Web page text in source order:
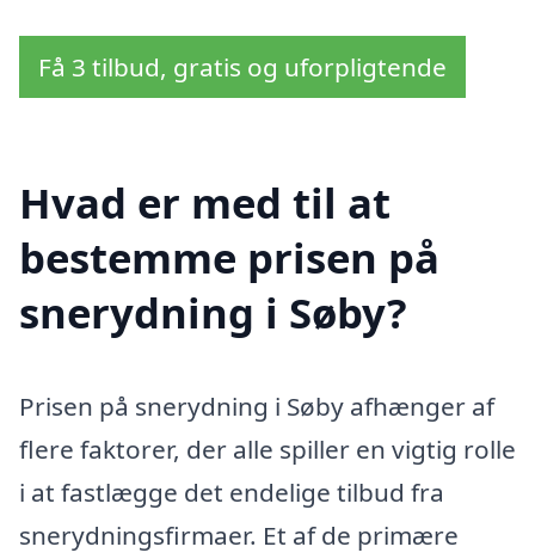
Få 3 tilbud, gratis og uforpligtende
Hvad er med til at
bestemme prisen på
snerydning i Søby?
Prisen på snerydning i Søby afhænger af
flere faktorer, der alle spiller en vigtig rolle
i at fastlægge det endelige tilbud fra
snerydningsfirmaer. Et af de primære